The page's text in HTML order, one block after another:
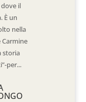
dove il
È un
nella
Carmine
storia
per...